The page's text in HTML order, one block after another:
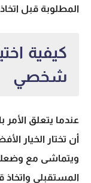
المطلوبة قبل اتخاذ
كيفية
شخصي
عندما يتعلق
أن تختار الخيار
ويتماشى مع وضعك
المستقبلي